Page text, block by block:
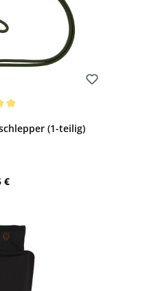
(1-teilig)
Preis:
€